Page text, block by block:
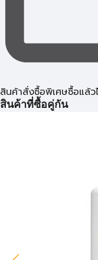
สินค้าสั่งซื้อพิเศษซื้อแล้ว
สินค้าที่ซื้อคู่กัน